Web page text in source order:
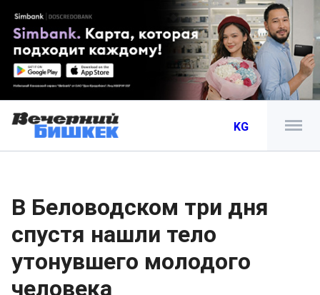
KG
В Беловодском три дня
спустя нашли тело
утонувшего молодого
человека